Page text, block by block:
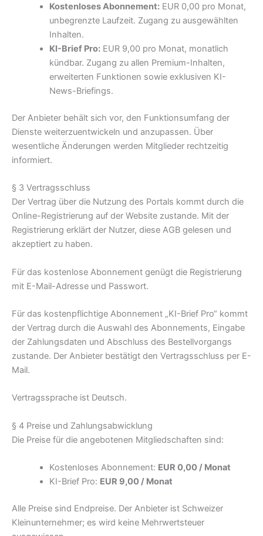
Kostenloses Abonnement:EUR 0,00 pro Monat,
unbegrenzte Laufzeit. Zugang zu ausgewählten
Inhalten.
KI-Brief Pro:EUR 9,00 pro Monat, monatlich
kündbar. Zugang zu allen Premium-Inhalten,
erweiterten Funktionen sowie exklusiven KI-
News-Briefings.
Der Anbieter behält sich vor, den Funktionsumfang der
Dienste weiterzuentwickeln und anzupassen. Über
wesentliche Änderungen werden Mitglieder rechtzeitig
informiert.
§ 3 Vertragsschluss
Der Vertrag über die Nutzung des Portals kommt durch die
Online-Registrierung auf der Website zustande. Mit der
Registrierung erklärt der Nutzer, diese AGB gelesen und
akzeptiert zu haben.
Für das kostenlose Abonnement genügt die Registrierung
mit E-Mail-Adresse und Passwort.
Für das kostenpflichtige Abonnement „KI-Brief Pro“ kommt
der Vertrag durch die Auswahl des Abonnements, Eingabe
der Zahlungsdaten und Abschluss des Bestellvorgangs
zustande. Der Anbieter bestätigt den Vertragsschluss per E-
Mail.
Vertragssprache ist Deutsch.
§ 4 Preise und Zahlungsabwicklung
Die Preise für die angebotenen Mitgliedschaften sind:
Kostenloses Abonnement: EUR 0,00 / Monat
KI-Brief Pro: EUR 9,00 / Monat
Alle Preise sind Endpreise. Der Anbieter ist Schweizer
Kleinunternehmer; es wird keine Mehrwertsteuer